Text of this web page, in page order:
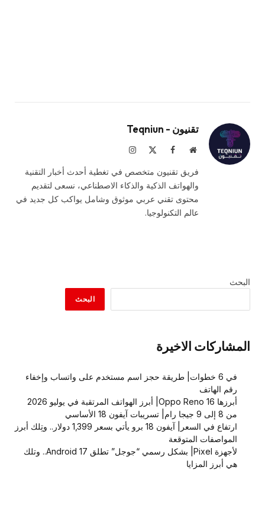
تقنيون - Teqniun
موقعفيسبوك الانستغرام
فريق تقنيون متخصص في تغطية أحدث أخبار التقنية
والهواتف الذكية والذكاء الاصطناعي، نسعى لتقديم
محتوى تقني عربي موثوق وشامل يواكب كل جديد في
عالم التكنولوجيا.
البحث
البحث
المشاركات الاخيرة
في 6 خطوات| طريقة حجز اسم مستخدم على واتساب وإخفاء
رقم الهاتف
أبرزها Oppo Reno 16| أبرز الهواتف المرتقبة في يوليو 2026
من 8 إلى 9 جيجا رام| تسريبات آيفون 18 الأساسي
ارتفاع في السعر| آيفون 18 برو يأتي بسعر 1,399 دولار.. وتِلك أبرز
المواصفات المتوقعة
لأجهزة Pixel| بشكل رسمي “جوجل” تطلق Android 17.. وتلك
هي أبرز المزايا